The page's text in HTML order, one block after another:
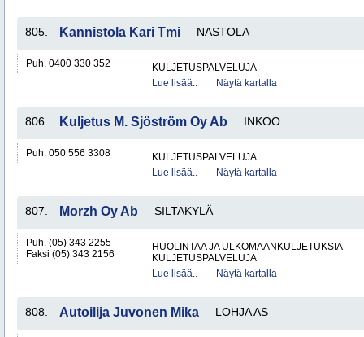
805. Kannistola Kari Tmi NASTOLA
Puh. 0400 330 352
KULJETUSPALVELUJA
Lue lisää..
Näytä kartalla
806. Kuljetus M. Sjöström Oy Ab INKOO
Puh. 050 556 3308
KULJETUSPALVELUJA
Lue lisää..
Näytä kartalla
807. Morzh Oy Ab SILTAKYLÄ
Puh. (05) 343 2255
Faksi (05) 343 2156
HUOLINTAA JA ULKOMAANKULJETUKSIA
KULJETUSPALVELUJA
Lue lisää..
Näytä kartalla
808. Autoilija Juvonen Mika LOHJA AS